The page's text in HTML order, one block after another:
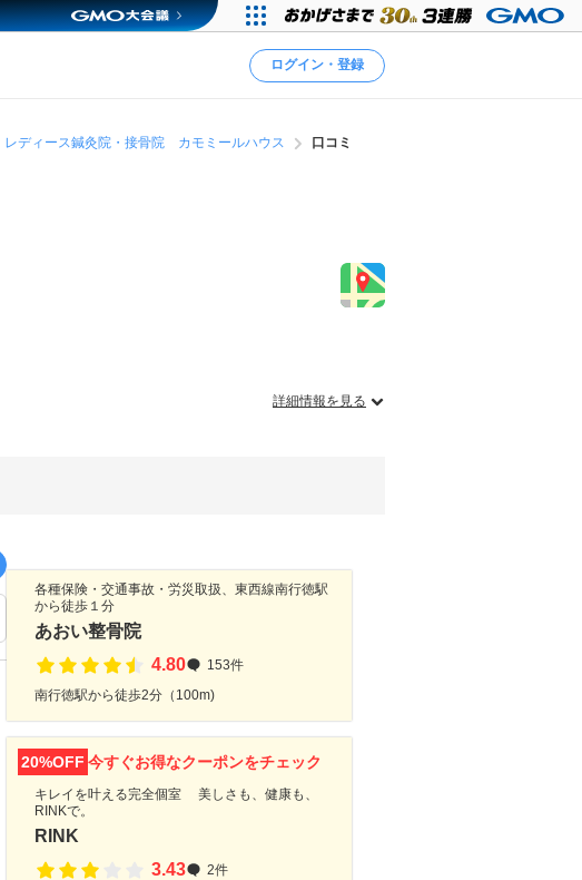
ログイン・登録
レディース鍼灸院・接骨院 カモミールハウス 口コミ
詳細情報を見る
各種保険・交通事故・労災取扱、東西線南行徳駅
から徒歩１分
あおい整骨院
4.80
153件
南行徳駅から徒歩2分（100m)
20%OFF 今すぐお得なクーポンをチェック
キレイを叶える完全個室 美しさも、健康も、
RINKで。
RINK
3.43
2件